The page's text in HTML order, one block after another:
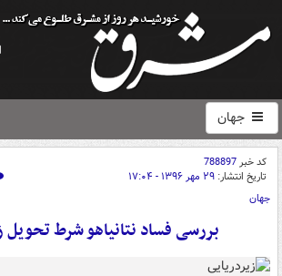
جهان
کد خبر788897
تاریخ انتشار: ۲۹ مهر ۱۳۹۶ - ۱۷:۰۴
جهان
بررسی فساد نتانیاهو شرط تحویل